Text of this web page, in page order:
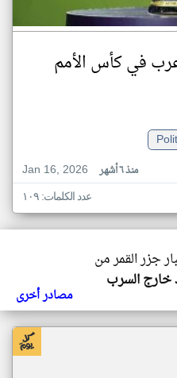
عرب في كأس الأمم
Jan 16, 2026
منذ ٦ أشهر
عدد الكلمات: ١٠٩
جزر القمر من
السرب
مصادر أخرى